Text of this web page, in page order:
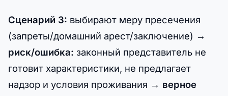
Сценарий 3: выбирают меру пресечения
(запреты/домашний арест/заключение) →
риск/ошибка: законный представитель не
готовит характеристики, не предлагает
надзор и условия проживания → верное